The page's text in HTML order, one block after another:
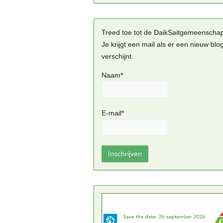
Treed toe tot de
Je krijgt een mail als er een nieuw
verschijnt.
Naam*
E-mail*